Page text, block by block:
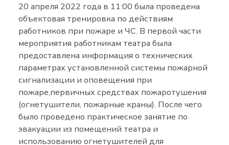
20 апреля 2022 года в 11:00 была проведена
объектовая тренировка по действиям
работников при пожаре и ЧС. В первой части
мероприятия работникам театра была
предоставлена информация о технических
параметрах установленной системы пожарной
сигнализации и оповещения при
пожаре,первичных средствах пожаротушения
(огнетушители, пожарные краны). После чего
было проведено практическое занятие по
эвакуации из помещений театра и
использованию огнетушителей для